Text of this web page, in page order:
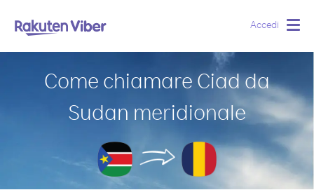
Accedi
Come chiamare Ciad da
Sudan meridionale